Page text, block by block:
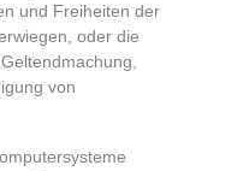
und Freiheiten der
oder die
von